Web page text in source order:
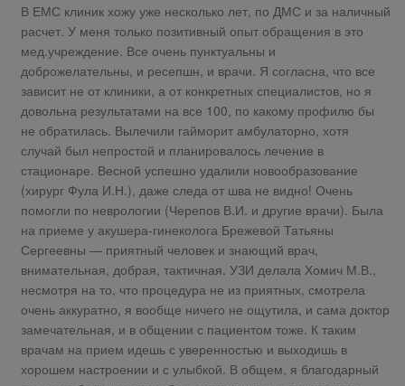
В ЕМС клиник хожу уже несколько лет, по ДМС и за наличный
расчет. У меня только позитивный опыт обращения в это
мед.учреждение. Все очень пунктуальны и
доброжелательны, и ресепшн, и врачи. Я согласна, что все
зависит не от клиники, а от конкретных специалистов, но я
довольна результатами на все 100, по какому профилю бы
не обратилась. Вылечили гайморит амбулаторно, хотя
случай был непростой и планировалось лечение в
стационаре. Весной успешно удалили новообразование
(хирург Фула И.Н.), даже следа от шва не видно! Очень
помогли по неврологии (Черепов В.И. и другие врачи). Была
на приеме у акушера-гинеколога Брежевой Татьяны
Сергеевны — приятный человек и знающий врач,
внимательная, добрая, тактичная. УЗИ делала Хомич М.В.,
несмотря на то, что процедура не из приятных, смотрела
очень аккуратно, я вообще ничего не ощутила, и сама доктор
замечательная, и в общении с пациентом тоже. К таким
врачам на прием идешь с уверенностью и выходишь в
хорошем настроении и с улыбкой. В общем, я благодарный